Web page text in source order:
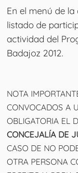
En el menú de
listado de
actividad del
Badajoz 2012.
NOTA
CONVOCADOS A
OBLIGATORIA EL
CONCEJALÍA DE
CASO DE NO
OTRA PERSONA